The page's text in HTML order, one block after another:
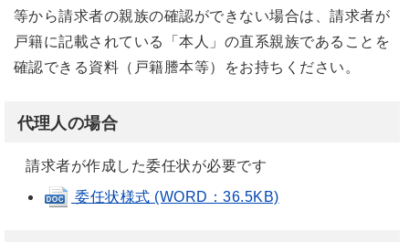
等から請求者の親族の確認ができない場合は、請求者が
戸籍に記載されている「本人」の直系親族であることを
確認できる資料（戸籍謄本等）をお持ちください。
代理人の場合
請求者が作成した委任状が必要です
委任状様式 (WORD：36.5KB)